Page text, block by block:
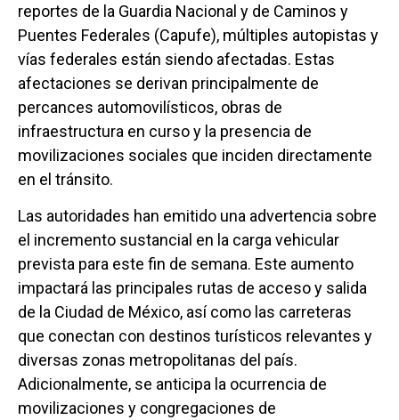
reportes de la Guardia Nacional y de Caminos y
Puentes Federales (Capufe), múltiples autopistas y
vías federales están siendo afectadas. Estas
afectaciones se derivan principalmente de
percances automovilísticos, obras de
infraestructura en curso y la presencia de
movilizaciones sociales que inciden directamente
en el tránsito.
Las autoridades han emitido una advertencia sobre
el incremento sustancial en la carga vehicular
prevista para este fin de semana. Este aumento
impactará las principales rutas de acceso y salida
de la Ciudad de México, así como las carreteras
que conectan con destinos turísticos relevantes y
diversas zonas metropolitanas del país.
Adicionalmente, se anticipa la ocurrencia de
movilizaciones y congregaciones de